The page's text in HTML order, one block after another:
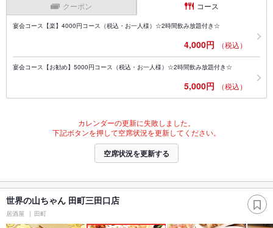
クーポン コース
宴会コース【楽】4000円コース（税込・お一人様）☆2時間飲み放題付き☆
4,000円 （税込）
宴会コース【お勧め】5000円コース（税込・お一人様）☆2時間飲み放題付き☆
5,000円 （税込）
カレンダーの更新に失敗しました。
下記ボタンを押して空席状況を更新してください。
空席状況を更新する
世界の山ちゃん 田町三田口店
居酒屋 田町